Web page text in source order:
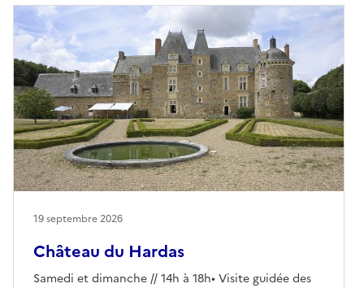
Château du Hardas
Samedi et dimanche // 14h à 18h• Visite guidée des
19 septembre 2026